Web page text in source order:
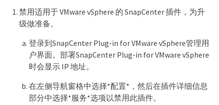
禁用适用于 VMware vSphere 的 SnapCenter 插件，为升
级做准备。
登录到SnapCenter Plug-in for VMware vSphere管理用
户界面。部署SnapCenter Plug-in for VMware vSphere
时会显示 IP 地址。
在左侧导航窗格中选择*配置*，然后在插件详细信息
部分中选择*服务*选项以禁用此插件。